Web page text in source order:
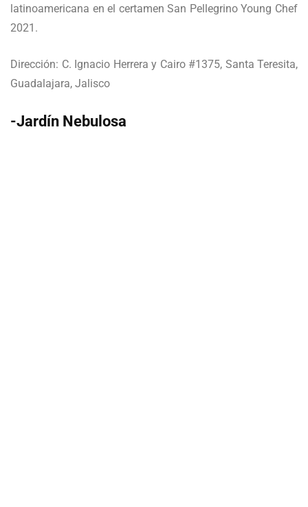
latinoamericana en el certamen San Pellegrino Young Chef
2021.
Dirección: C. Ignacio Herrera y Cairo #1375, Santa Teresita,
Guadalajara, Jalisco
-Jardín Nebulosa